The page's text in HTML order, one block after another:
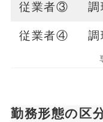
従業者③ 調
従業者④ 調
勤務形態の区